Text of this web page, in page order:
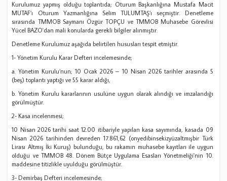
Kurulumuz yapmış olduğu toplantıda; Oturum Başkanlığına Mustafa Macit
MUTAF’ı Oturum Yazmanlığına Selim TULUMTAŞ’ı seçmiştir. Denetleme
sırasında TMMOB Saymanı Özgür TOPÇU ve TMMOB Muhasebe Görevlisi
Yücel BAZO'dan mali konularda gerekli bilgiler alınmıştır.
Denetleme Kurulumuz aşağıda belirtilen hususları tespit etmiştir.
1- Yönetim Kurulu Karar Defteri incelemesinde;
a. Yönetim Kurulu’nun; 10 Ocak 2026 – 10 Nisan 2026 tarihler arasında 5
(beş) toplantı yaptığı ve 55 karar aldığı,
b. Yönetim Kurulu kararlarının usulüne uygun olarak alındığı ve imzalandığı
görülmüştür.
2- Kasa incelenmesi;
10 Nisan 2026 tarihi saat 12.00 itibariyle yapılan kasa sayımında, kasada 09
Nisan 2026 tarihinden devreden 17.861,62 (onyedibinsekizyüzaltmışbir Türk
Lirası Altmış İki Kuruş) bulunduğu, bu rakamın muhasebe kayıtları ile uygun
olduğu ve TMMOB 48. Dönem Bütçe Uygulama Esasları Yönetmeliği'nin 10.
maddesine titizlikle uyulduğu görülmüştür.
3- Demirbaş Defteri incelemesinde;